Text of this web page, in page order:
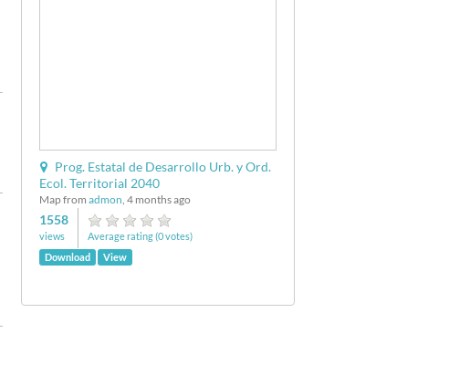
Prog. Estatal de Desarrollo Urb. y Ord.
Ecol. Territorial 2040
Map from admon, 4 months ago
1558
views
Average rating (0 votes)
Download
View